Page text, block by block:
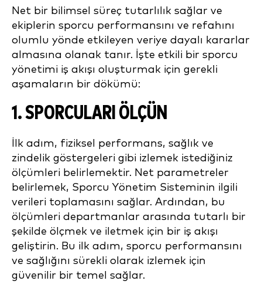
Net bir bilimsel süreç tutarlılık sağlar ve
ekiplerin sporcu performansını ve refahını
olumlu yönde etkileyen veriye dayalı kararlar
almasına olanak tanır. İşte etkili bir sporcu
yönetimi iş akışı oluşturmak için gerekli
aşamaların bir dökümü:
1. SPORCULARI ÖLÇÜN
İlk adım, fiziksel performans, sağlık ve
zindelik göstergeleri gibi izlemek istediğiniz
ölçümleri belirlemektir. Net parametreler
belirlemek, Sporcu Yönetim Sisteminin ilgili
verileri toplamasını sağlar. Ardından, bu
ölçümleri departmanlar arasında tutarlı bir
şekilde ölçmek ve iletmek için bir iş akışı
geliştirin. Bu ilk adım, sporcu performansını
ve sağlığını sürekli olarak izlemek için
güvenilir bir temel sağlar.